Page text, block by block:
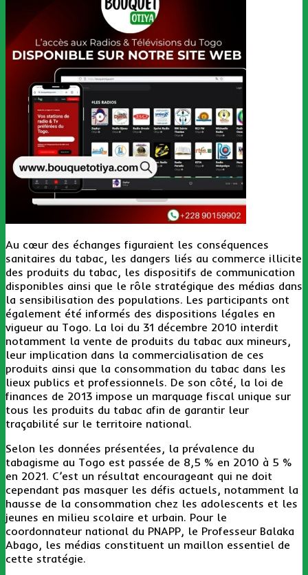
Au cœur des échanges figuraient les conséquences
sanitaires du tabac, les dangers liés au commerce illicite
des produits du tabac, les dispositifs de communication
disponibles ainsi que le rôle stratégique des médias dans
la sensibilisation des populations. Les participants ont
également été informés des dispositions légales en
vigueur au Togo. La loi du 31 décembre 2010 interdit
notamment la vente de produits du tabac aux mineurs,
leur implication dans la commercialisation de ces
produits ainsi que la consommation du tabac dans les
lieux publics et professionnels. De son côté, la loi de
finances de 2013 impose un marquage fiscal unique sur
tous les produits du tabac afin de garantir leur
traçabilité sur le territoire national.
Selon les données présentées, la prévalence du
tabagisme au Togo est passée de 8,5 % en 2010 à 5 %
en 2021. C’est un résultat encourageant qui ne doit
cependant pas masquer les défis actuels, notamment la
hausse de la consommation chez les adolescents et les
jeunes en milieu scolaire et urbain. Pour le
coordonnateur national du PNAPP, le Professeur Balaka
Abago, les médias constituent un maillon essentiel de
cette stratégie.